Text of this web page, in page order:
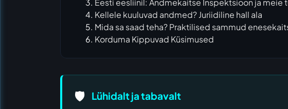
Eesti eesliinil: Andmekaitse Inspektsioon ja meie
Kellele kuuluvad andmed? Juriidiline hall ala
Mida sa saad teha? Praktilised sammud
Korduma Kippuvad Küsimused
🛡️ Lühidalt ja tabavalt